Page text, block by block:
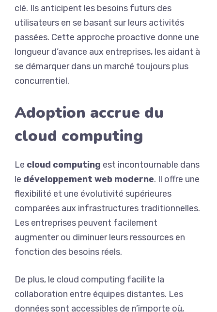
clé. Ils anticipent les besoins futurs des
utilisateurs en se basant sur leurs activités
passées. Cette approche proactive donne une
longueur d’avance aux entreprises, les aidant à
se démarquer dans un marché toujours plus
concurrentiel.
Adoption accrue du
cloud computing
Le cloud computing est incontournable dans
le développement web moderne. Il offre une
flexibilité et une évolutivité supérieures
comparées aux infrastructures traditionnelles.
Les entreprises peuvent facilement
augmenter ou diminuer leurs ressources en
fonction des besoins réels.
De plus, le cloud computing facilite la
collaboration entre équipes distantes. Les
données sont accessibles de n’importe où,